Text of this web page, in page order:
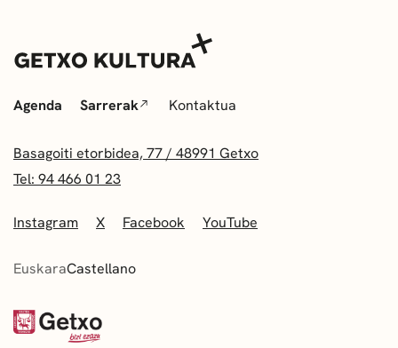
Agenda Sarrerak Kontaktua
Basagoiti etorbidea, 77 / 48991 Getxo
Tel: 94 466 01 23
Instagram X Facebook YouTube
EuskaraCastellano